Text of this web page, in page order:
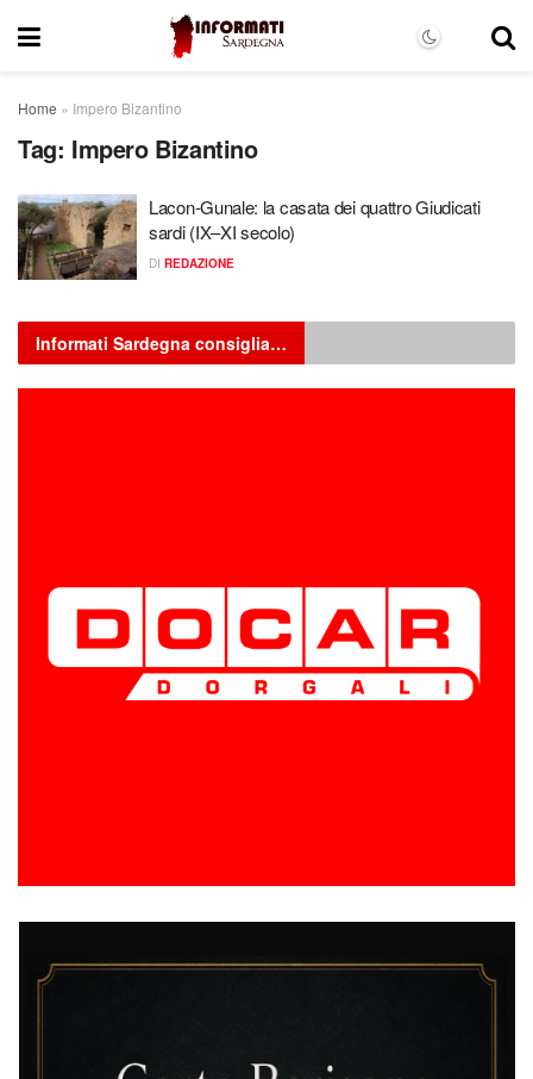
Home » Impero Bizantino
Tag: Impero Bizantino
Lacon‑Gunale: la casata dei quattro Giudicati
sardi (IX–XI secolo)
DI REDAZIONE
Informati Sardegna consiglia…